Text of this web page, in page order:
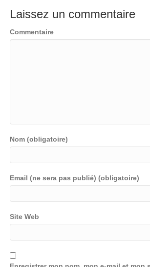
Laissez un commentaire
Commentaire
Nom (obligatoire)
Email (ne sera pas publié) (obligatoire)
Site Web